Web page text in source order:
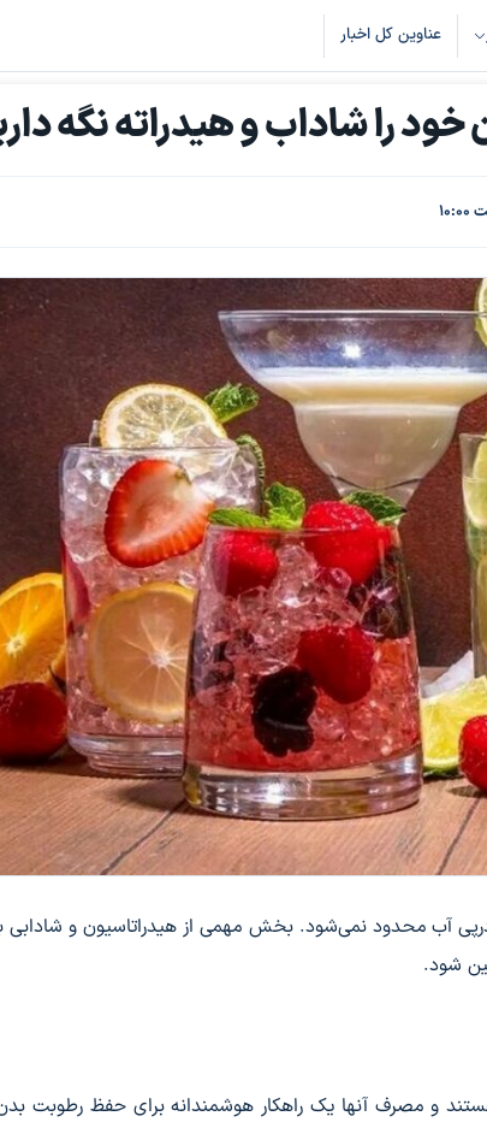
عناوین کل اخبار
آب محدود نمی‌شود. بخش مهمی از هیدراتاسیون و شادابی
شود.
و مصرف آنها یک راهکار هوشمندانه برای حفظ رطوبت